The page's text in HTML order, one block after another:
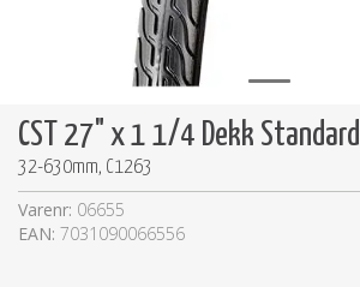
CST 27" x 1 1/4 Dekk Standard
32-630mm, C1263
Varenr: 06655
EAN: 7031090066556